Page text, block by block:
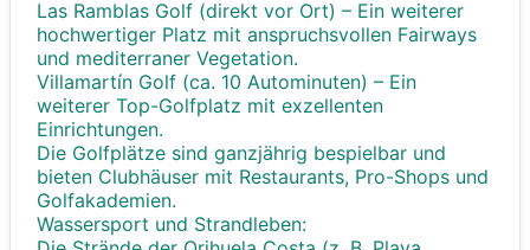
Las Ramblas Golf (direkt vor Ort) – Ein weiterer
hochwertiger Platz mit anspruchsvollen Fairways
und mediterraner Vegetation.
Villamartín Golf (ca. 10 Autominuten) – Ein
weiterer Top-Golfplatz mit exzellenten
Einrichtungen.
Die Golfplätze sind ganzjährig bespielbar und
bieten Clubhäuser mit Restaurants, Pro-Shops und
Golfakademien.
Wassersport und Strandleben: